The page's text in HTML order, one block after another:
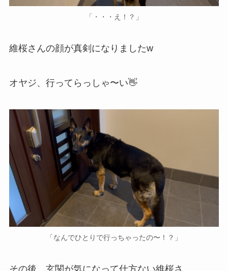
「・・・え！？」
維桜さんの顔が真剣になりましたw
オヤジ、行ってらっしゃ〜い👋
「なんでひとりで行っちゃったの〜！？」